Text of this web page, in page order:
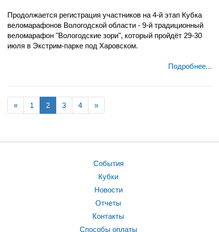
Продолжается регистрация участников на 4-й этап Кубка
веломарафонов Вологодской области - 9-й традиционный
веломарафон "Вологодские зори", который пройдёт 29-30
июля в Экстрим-парке под Харовском.
Подробнее...
« 1 2 3 4 »
События
Кубки
Новости
Отчеты
Контакты
Способы оплаты